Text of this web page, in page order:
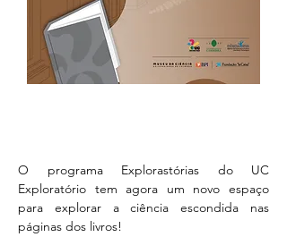
O programa Explorastórias do UC
Exploratório tem agora um novo espaço
para explorar a ciência escondida nas
páginas dos livros!